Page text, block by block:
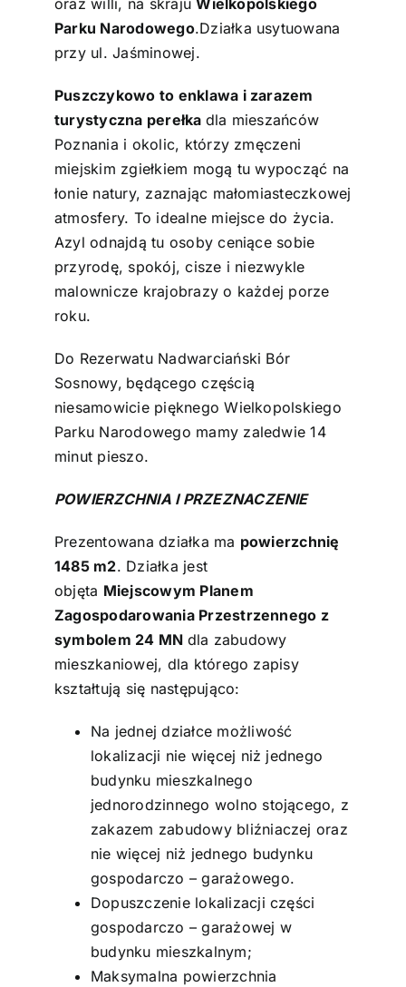
oraz willi, na skrajuWielkopolskiego
Parku Narodowego.Działka usytuowana
przy ul. Jaśminowej.
Puszczykowo to enklawa i zarazem
turystyczna perełka dla mieszańców
Poznania i okolic, którzy zmęczeni
miejskim zgiełkiem mogą tu wypocząć na
łonie natury, zaznając małomiasteczkowej
atmosfery. To idealne miejsce do życia.
Azyl odnajdą tu osoby ceniące sobie
przyrodę, spokój, cisze i niezwykle
malownicze krajobrazy o każdej porze
roku.
Do Rezerwatu Nadwarciański Bór
Sosnowy, będącego częścią
niesamowicie pięknego Wielkopolskiego
Parku Narodowego mamy zaledwie 14
minut pieszo.
POWIERZCHNIA I PRZEZNACZENIE
Prezentowana działka ma powierzchnię
1485 m2. Działka jest
objęta Miejscowym Planem
Zagospodarowania Przestrzennego z
symbolem 24 MN dla zabudowy
mieszkaniowej, dla którego zapisy
kształtują się następująco:
Na jednej działce możliwość
lokalizacji nie więcej niż jednego
budynku mieszkalnego
jednorodzinnego wolno stojącego, z
zakazem zabudowy bliźniaczej oraz
nie więcej niż jednego budynku
gospodarczo – garażowego.
Dopuszczenie lokalizacji części
gospodarczo – garażowej w
budynku mieszkalnym;
Maksymalna powierzchnia